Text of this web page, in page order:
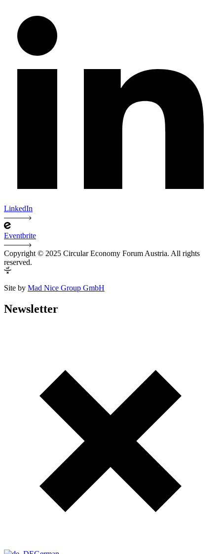
LinkedIn
Eventbrite
Copyright © 2025 Circular Economy Forum Austria. All rights
reserved.
Site by Mad Nice Group GmbH
Newsletter